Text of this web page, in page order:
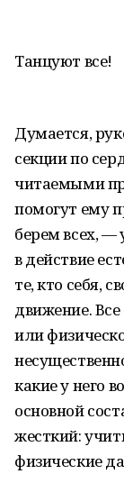
Танцуют все!
Думается,
секции по
читаемыми
помогут ему
берем всех, —
в действие
те, кто себя,
движение.
или
какие у него
основной
жесткий:
физические